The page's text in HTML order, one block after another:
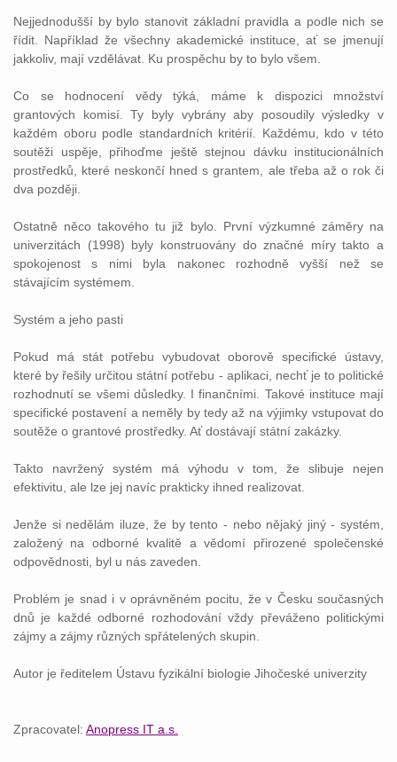
Nejjednodušší by bylo stanovit základní pravidla a podle nich se
řídit. Například že všechny akademické instituce, ať se jmenují
jakkoliv, mají vzdělávat. Ku prospěchu by to bylo všem.
Co se hodnocení vědy týká, máme k dispozici množství
grantových komisí. Ty byly vybrány aby posoudily výsledky v
každém oboru podle standardních kritérií. Každému, kdo v této
soutěži uspěje, přihoďme ještě stejnou dávku institucionálních
prostředků, které neskončí hned s grantem, ale třeba až o rok či
dva později.
Ostatně něco takového tu již bylo. První výzkumné záměry na
univerzitách (1998) byly konstruovány do značné míry takto a
spokojenost s nimi byla nakonec rozhodně vyšší než se
stávajícím systémem.
Systém a jeho pasti
Pokud má stát potřebu vybudovat oborově specifické ústavy,
které by řešily určitou státní potřebu - aplikaci, nechť je to politické
rozhodnutí se všemi důsledky. I finančními. Takové instituce mají
specifické postavení a neměly by tedy až na výjimky vstupovat do
soutěže o grantové prostředky. Ať dostávají státní zakázky.
Takto navržený systém má výhodu v tom, že slibuje nejen
efektivitu, ale lze jej navíc prakticky ihned realizovat.
Jenže si nedělám iluze, že by tento - nebo nějaký jiný - systém,
založený na odborné kvalitě a vědomí přirozené společenské
odpovědnosti, byl u nás zaveden.
Problém je snad i v oprávněném pocitu, že v Česku současných
dnů je každé odborné rozhodování vždy převáženo politickými
zájmy a zájmy různých spřátelených skupin.
Autor je ředitelem Ústavu fyzikální biologie Jihočeské univerzity
Zpracovatel: Anopress IT a.s.